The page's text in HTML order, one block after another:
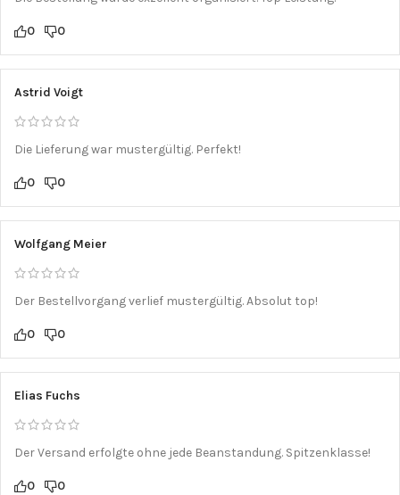
0 0
Astrid Voigt
Die Lieferung war mustergültig. Perfekt!
0 0
Wolfgang Meier
Der Bestellvorgang verlief mustergültig. Absolut top!
0 0
Elias Fuchs
Der Versand erfolgte ohne jede Beanstandung. Spitzenklasse!
0 0